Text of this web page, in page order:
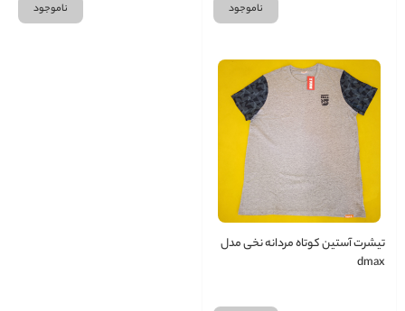
ناموجود ناموجود
تیشرت آستین کوتاه مردانه نخی مدل
dmax